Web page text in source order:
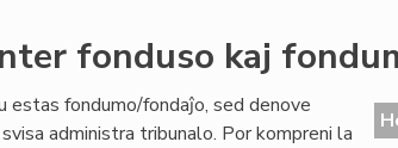
fonduso kaj
estas fondumo/fondaĵo, sed denove
administra tribunalo. Por kompreni la